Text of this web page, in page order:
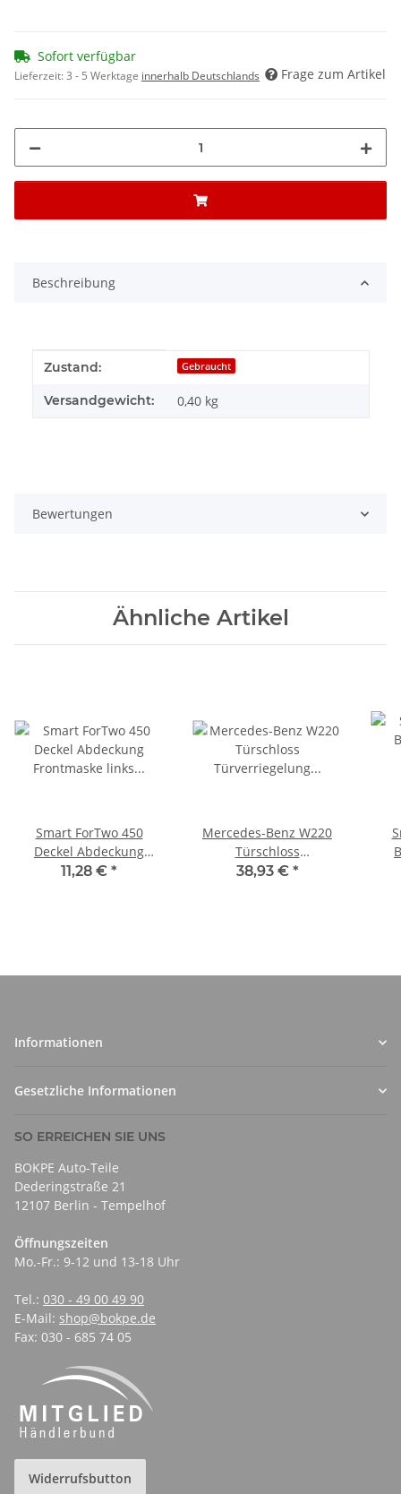
Sofort verfügbar
Lieferzeit:3 - 5 Werktage innerhalb Deutschlands Frage zum Artikel
Beschreibung
Produkteigenschaft
Wert
Zustand: Gebraucht
Versandgewicht: 0,40 kg
Bewertungen
Ähnliche Artikel
Smart ForTwo 450
Deckel Abdeckung
Frontmaske links
11,28 € *
Mercedes-Benz W220
Türschloss
Türverriegelung hinten
38,93 € *
Informationen
Gesetzliche Informationen
SO ERREICHEN SIE UNS
BOKPE Auto-Teile
Dederingstraße 21
12107 Berlin - Tempelhof
Öffnungszeiten
Mo.-Fr.: 9-12 und 13-18 Uhr
Tel.: 030 - 49 00 49 90
E-Mail: shop@bokpe.de
Fax: 030 - 685 74 05
Widerrufsbutton